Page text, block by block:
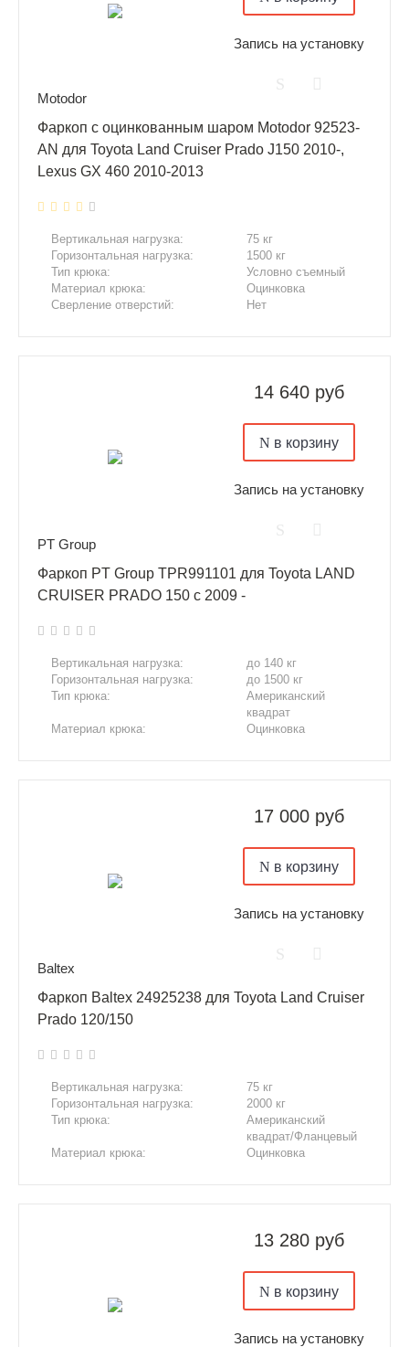
Motodor
Запись на установку
Фаркоп с оцинкованным шаром Motodor 92523-
AN для Toyota Land Cruiser Prado J150 2010-,
Lexus GX 460 2010-2013
Вертикальная нагрузка:
75 кг
Горизонтальная нагрузка:
1500 кг
Тип крюка:
Условно съемный
Материал крюка:
Оцинковка
Сверление отверстий:
Нет
PT Group
14 640 руб
в корзину
Запись на установку
Фаркоп PT Group TPR991101 для Toyota LAND
CRUISER PRADO 150 с 2009 -
Вертикальная нагрузка:
до 140 кг
Горизонтальная нагрузка:
до 1500 кг
Тип крюка:
Американский
квадрат
Материал крюка:
Оцинковка
Baltex
17 000 руб
в корзину
Запись на установку
Фаркоп Baltex 24925238 для Toyota Land Cruiser
Prado 120/150
Вертикальная нагрузка:
75 кг
Горизонтальная нагрузка:
2000 кг
Тип крюка:
Американский
квадрат/Фланцевый
Материал крюка:
Оцинковка
13 280 руб
в корзину
Запись на установку